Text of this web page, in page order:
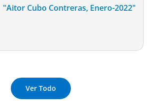
"Aitor Cubo Contreras, Enero-2022"
Ver Todo